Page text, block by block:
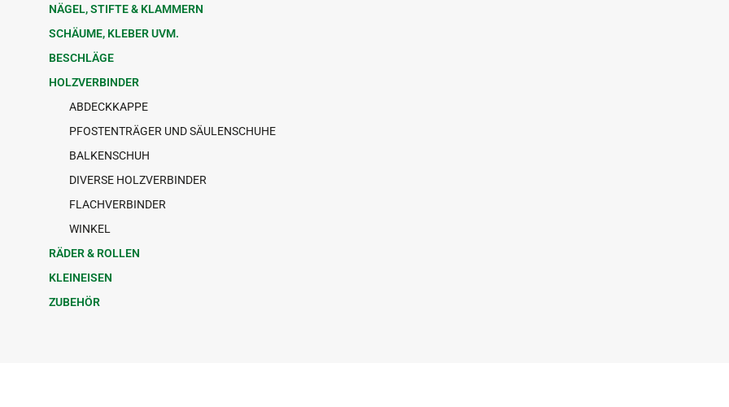
NÄGEL, STIFTE & KLAMMERN
SCHÄUME, KLEBER UVM.
BESCHLÄGE
HOLZVERBINDER
ABDECKKAPPE
PFOSTENTRÄGER UND SÄULENSCHUHE
BALKENSCHUH
DIVERSE HOLZVERBINDER
FLACHVERBINDER
WINKEL
RÄDER & ROLLEN
KLEINEISEN
ZUBEHÖR